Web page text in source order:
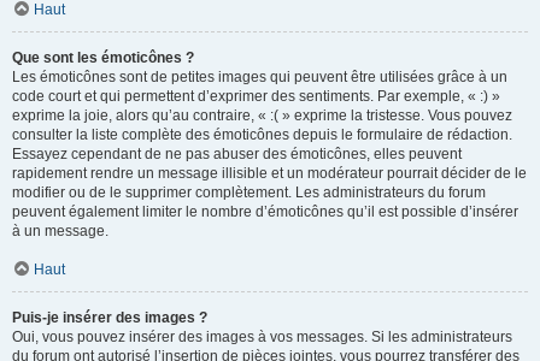
Haut
Que sont les émoticônes ?
Les émoticônes sont de petites images qui peuvent être utilisées grâce à un
code court et qui permettent d’exprimer des sentiments. Par exemple, « :) »
exprime la joie, alors qu’au contraire, « :( » exprime la tristesse. Vous pouvez
consulter la liste complète des émoticônes depuis le formulaire de rédaction.
Essayez cependant de ne pas abuser des émoticônes, elles peuvent
rapidement rendre un message illisible et un modérateur pourrait décider de le
modifier ou de le supprimer complètement. Les administrateurs du forum
peuvent également limiter le nombre d’émoticônes qu’il est possible d’insérer
à un message.
Haut
Puis-je insérer des images ?
Oui, vous pouvez insérer des images à vos messages. Si les administrateurs
du forum ont autorisé l’insertion de pièces jointes, vous pourrez transférer des